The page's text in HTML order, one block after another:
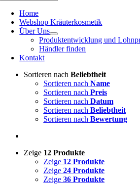
Home
Webshop Kräuterkosmetik
Über Uns
Produktentwicklung und
Händler finden
Kontakt
Sortieren nach Beliebtheit
Sortieren nach Name
Sortieren nach Preis
Sortieren nach Datum
Sortieren nach Beliebtheit
Sortieren nach Bewertung
Zeige 12 Produkte
Zeige 12 Produkte
Zeige 24 Produkte
Zeige 36 Produkte